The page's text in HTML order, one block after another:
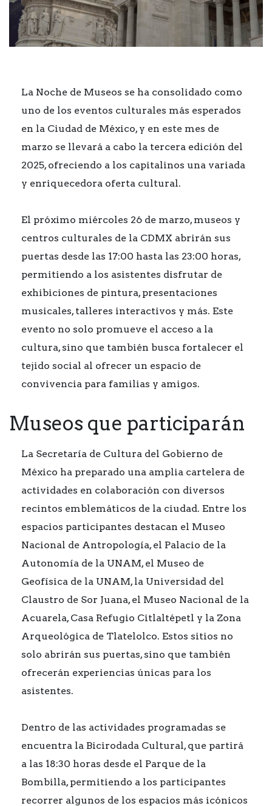
La Noche de Museos se ha consolidado como
uno de los eventos culturales más esperados
en la Ciudad de México, y en este mes de
marzo se llevará a cabo la tercera edición del
2025, ofreciendo a los capitalinos una variada
y enriquecedora oferta cultural.
El próximo miércoles 26 de marzo, museos y
centros culturales de la CDMX abrirán sus
puertas desde las 17:00 hasta las 23:00 horas,
permitiendo a los asistentes disfrutar de
exhibiciones de pintura, presentaciones
musicales, talleres interactivos y más. Este
evento no solo promueve el acceso a la
cultura, sino que también busca fortalecer el
tejido social al ofrecer un espacio de
convivencia para familias y amigos.
Museos que participarán
La Secretaría de Cultura del Gobierno de
México ha preparado una amplia cartelera de
actividades en colaboración con diversos
recintos emblemáticos de la ciudad. Entre los
espacios participantes destacan el Museo
Nacional de Antropología, el Palacio de la
Autonomía de la UNAM, el Museo de
Geofísica de la UNAM, la Universidad del
Claustro de Sor Juana, el Museo Nacional de la
Acuarela, Casa Refugio Citlaltépetl y la Zona
Arqueológica de Tlatelolco. Estos sitios no
solo abrirán sus puertas, sino que también
ofrecerán experiencias únicas para los
asistentes.
Dentro de las actividades programadas se
encuentra la Bicirodada Cultural, que partirá
a las 18:30 horas desde el Parque de la
Bombilla, permitiendo a los participantes
recorrer algunos de los espacios más icónicos